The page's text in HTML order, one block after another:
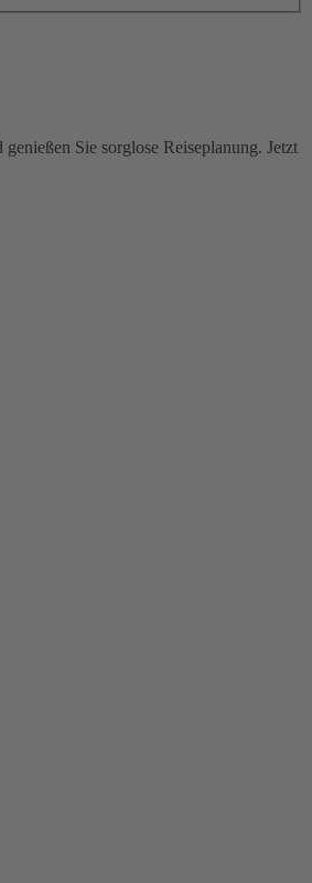
Sie sorglose Reiseplanung. Jetzt